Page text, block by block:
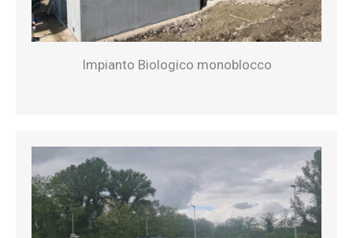
Impianto Biologico monoblocco